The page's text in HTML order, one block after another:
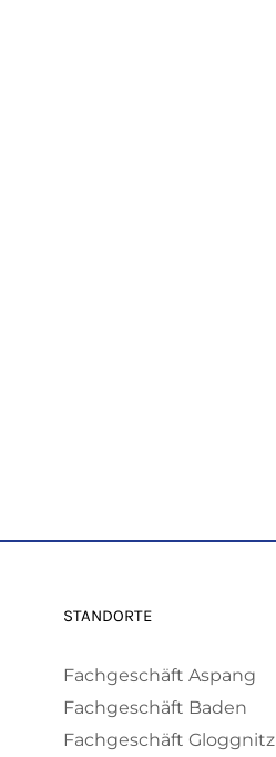
STANDORTE
Fachgeschäft Aspang
Fachgeschäft Baden
Fachgeschäft Gloggnitz